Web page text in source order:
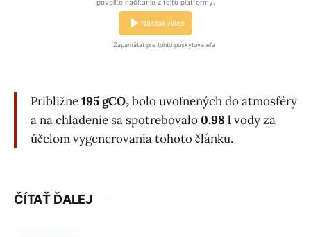
povolíte načítanie z tejto platformy.
Načítať video
Zapamätať pre tohto poskytovateľa
Približne195 gCO₂bolo uvoľnených do atmosféry
a na chladenie sa spotrebovalo0.98 lvody za
účelom vygenerovania tohoto článku.
ČÍTAŤ ĎALEJ